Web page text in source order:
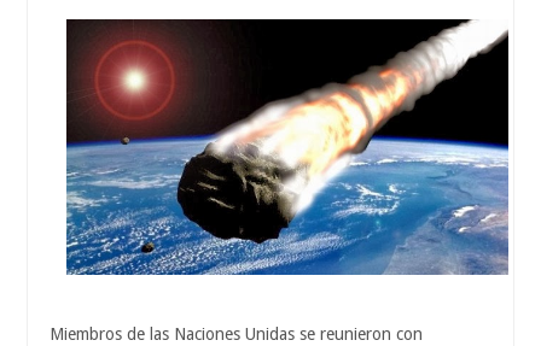
Miembros de las Naciones Unidas se reunieron con